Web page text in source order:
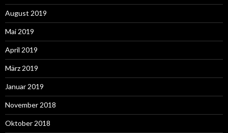
August 2019
Mai 2019
April 2019
März 2019
Januar 2019
November 2018
Oktober 2018